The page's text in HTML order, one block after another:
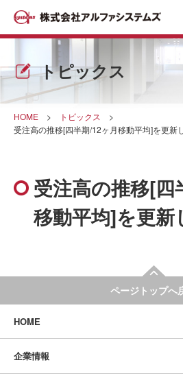
トピックス
HOME > トピックス
>
受注高の推移[四半期/12ヶ月移動平均]を更新
受注高の推移[四
移動平均]を更新
ページトップへ
HOME
企業情報